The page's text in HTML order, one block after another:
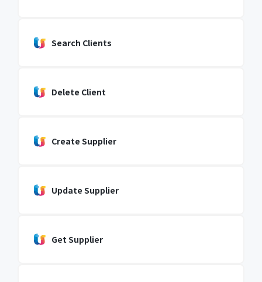
Search Clients
Delete Client
Create Supplier
Update Supplier
Get Supplier